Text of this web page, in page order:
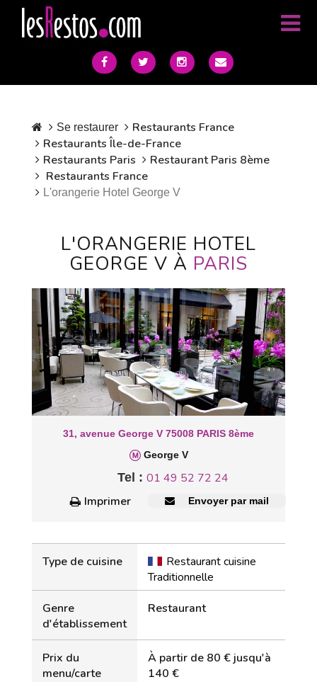
Se restaurer
Restaurants France
Restaurants Île-de-France
Restaurants Paris
Restaurant Paris 8ème
Restaurants France
L'orangerie Hotel George V
L'ORANGERIE HOTEL
GEORGE V À PARIS
31, avenue George V 75008 PARIS 8ème
George V
Tel : 01 49 52 72 24
Imprimer
Envoyer par mail
Type de cuisine
Restaurant cuisine
Traditionnelle
Genre
d'établissement
Restaurant
Prix du
menu/carte
À partir de 80 € jusqu'à
140 €